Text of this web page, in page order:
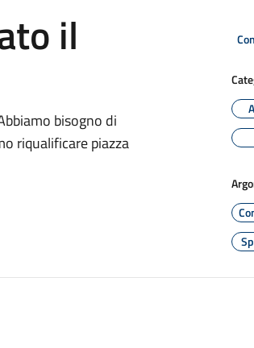
il
bisogno di
riqualificare piazza